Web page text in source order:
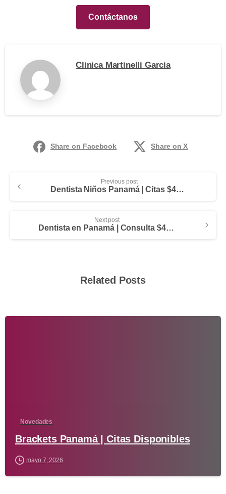
Contáctanos
Clinica Martinelli Garcia
Share on Facebook Share on X
Previous post
Dentista Niños Panamá | Citas $45.00
Next post
Dentista en Panamá | Consulta $45.00
Related Posts
Novedades
Brackets Panamá | Citas Disponibles
mayo 7, 2026